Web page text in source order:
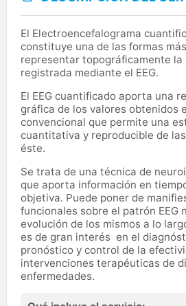
El Electroencefalograma
constituye una de las formas
representar topográficamente
registrada mediante el EEG.
El EEG cuantificado aporta una
gráfica de los valores obtenidos
convencional que permite una
cuantitativa y reproducible de
éste.
Se trata de una técnica de
que aporta información en
objetiva. Puede poner de
funcionales sobre el patrón EEG
evolución de los mismos a lo
es de gran interés en el
pronóstico y control de la
intervenciones terapéuticas de
enfermedades.